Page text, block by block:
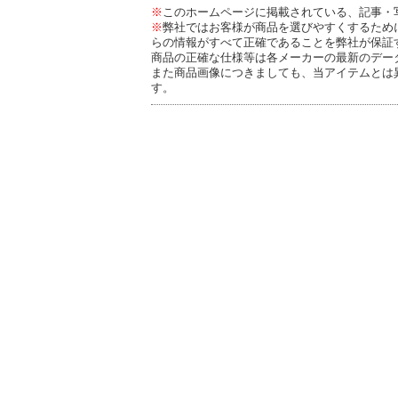
※ このホームページに掲載されている、記事
※弊社ではお客様が商品を選びやすくするた
らの情報がすべて正確であることを弊社が保
商品の正確な仕様等は各メーカーの最新のデ
また商品画像につきましても、当アイテムと
す。